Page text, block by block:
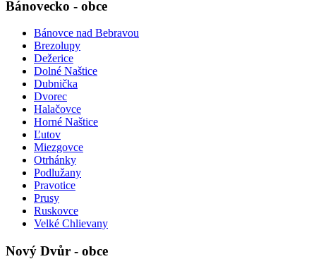
Bánovecko - obce
Bánovce nad Bebravou
Brezolupy
Dežerice
Dolné Naštice
Dubnička
Dvorec
Halačovce
Horné Naštice
Ľutov
Miezgovce
Otrhánky
Podlužany
Pravotice
Prusy
Ruskovce
Velké Chlievany
Nový Dvůr - obce